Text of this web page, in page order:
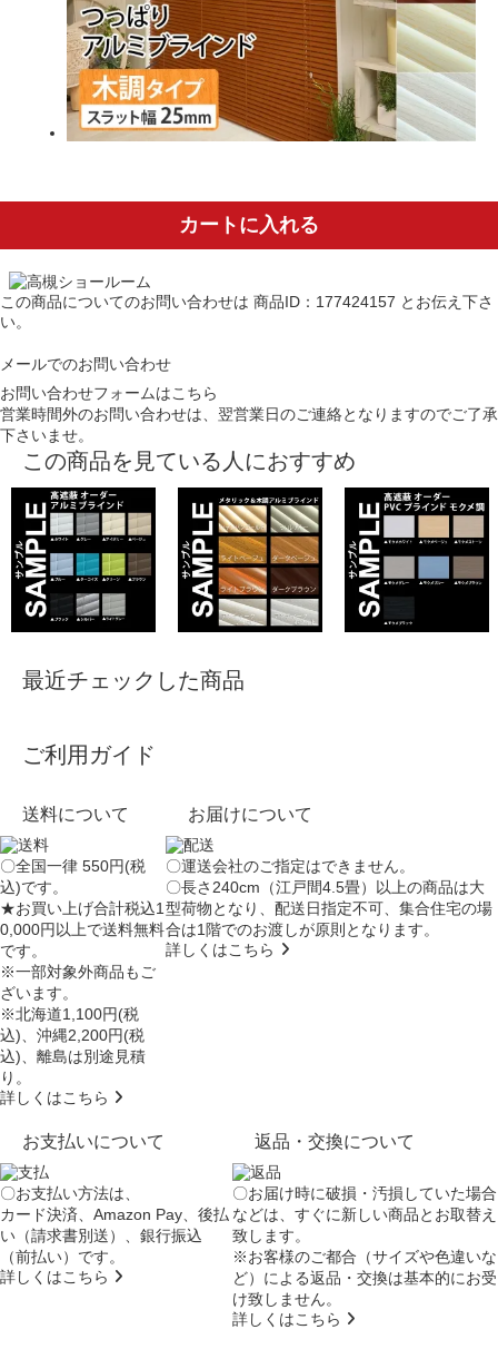
カートに入れる
この商品についてのお問い合わせは 商品ID：177424157 とお伝え下さ
い。
メールでのお問い合わせ
お問い合わせフォームはこちら
営業時間外のお問い合わせは、翌営業日のご連絡となりますのでご了承
下さいませ。
この商品を見ている人におすすめ
最近チェックした商品
ご利用ガイド
送料について
〇全国一律 550円(税
込)です。
★お買い上げ合計税込1
0,000円以上で送料無料
です。
※一部対象外商品もご
ざいます。
※北海道1,100円(税
込)、沖縄2,200円(税
込)、離島は別途見積
り。
詳しくはこちら
お届けについて
〇運送会社のご指定はできません。
〇長さ240cm（江戸間4.5畳）以上の商品は大
型荷物となり、配送日指定不可 、集合住宅の場
合は1階でのお渡しが原則となります。
詳しくはこちら
お支払いについて
〇お支払い方法は、
カード決済、Amazon Pay、後払
い（請求書別送）、銀行振込
（前払い）です。
詳しくはこちら
返品・交換について
〇お届け時に破損・汚損していた場合
などは、すぐに新しい商品とお取替え
致します。
※お客様のご都合（サイズや色違いな
ど）による返品・交換は基本的にお受
け致しません。
詳しくはこちら